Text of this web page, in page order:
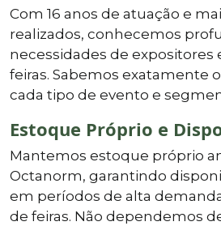
Com 16 anos de atuação e
realizados, conhecemos
necessidades de expositores
feiras. Sabemos exatamente
cada tipo de evento e
Estoque Próprio e
Mantemos estoque próprio
Octanorm, garantindo
em períodos de alta
de feiras. Não dependemos